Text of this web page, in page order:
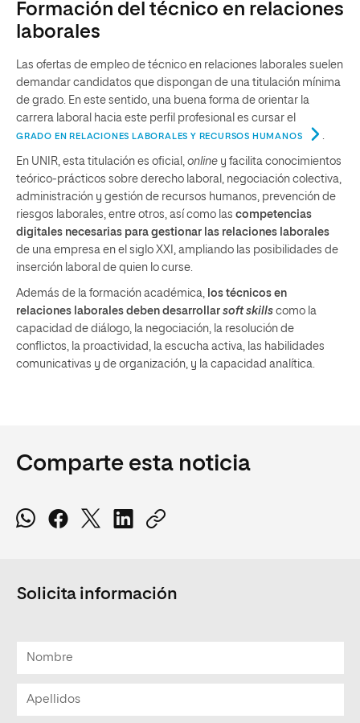
Formación del técnico en relaciones
laborales
Las ofertas de empleo de técnico en relaciones laborales suelen
demandar candidatos que dispongan de una titulación mínima
de grado. En este sentido, una buena forma de orientar la
carrera laboral hacia este perfil profesional es cursar el
GRADO EN RELACIONES LABORALES Y RECURSOS HUMANOS .
En UNIR, esta titulación es oficial, online y facilita conocimientos
teórico-prácticos sobre derecho laboral, negociación colectiva,
administración y gestión de recursos humanos, prevención de
riesgos laborales, entre otros, así como las competencias
digitales necesarias para gestionar las relaciones laborales
de una empresa en el siglo XXI, ampliando las posibilidades de
inserción laboral de quien lo curse.
Además de la formación académica, los técnicos en
relaciones laborales deben desarrollar soft skills como la
capacidad de diálogo, la negociación, la resolución de
conflictos, la proactividad, la escucha activa, las habilidades
comunicativas y de organización, y la capacidad analítica.
Comparte esta noticia
Solicita información